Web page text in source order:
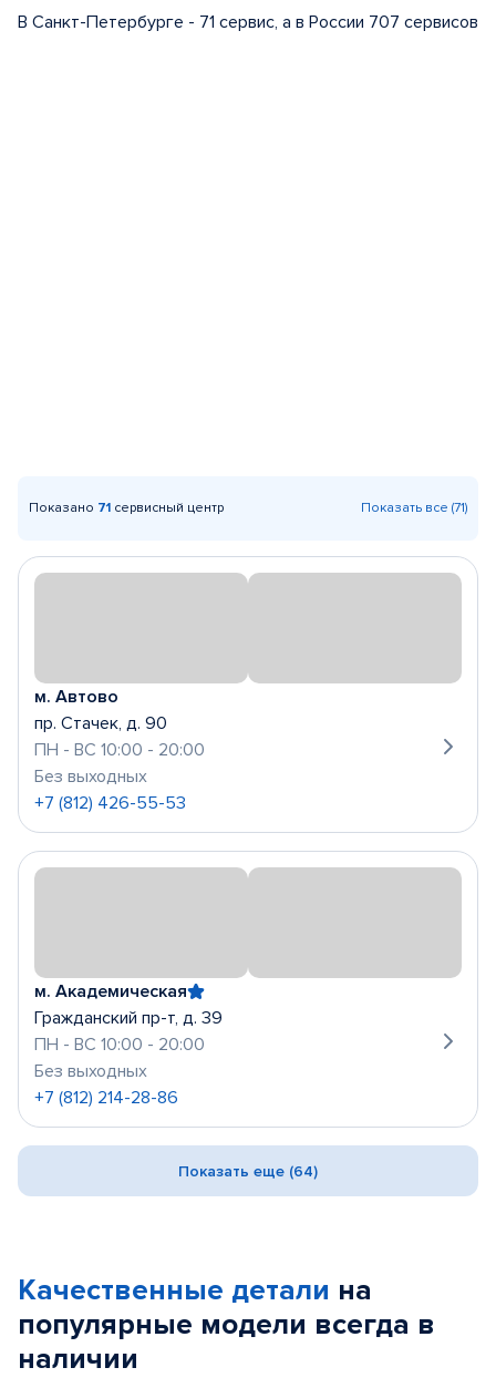
В Санкт-Петербурге - 71 сервис, а в России 707 сервисов
Показано 71 сервисный центр Показать все (71)
м. Автово
пр. Стачек, д. 90
ПН - ВС 10:00 - 20:00
Без выходных
+7 (812) 426-55-53
м. Академическая
Гражданский пр-т, д. 39
ПН - ВС 10:00 - 20:00
Без выходных
+7 (812) 214-28-86
Показать еще (64)
Качественные детали на
популярные модели всегда в
наличии